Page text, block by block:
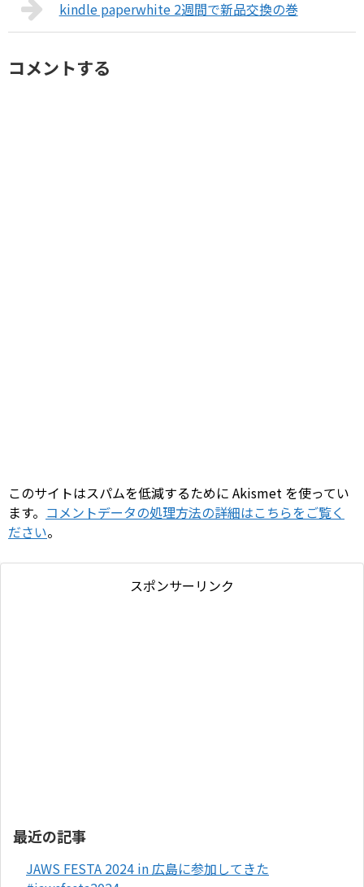
kindle paperwhite 2週間で新品交換の巻
コメントする
このサイトはスパムを低減するために Akismet を使ってい
ます。 コメントデータの処理方法の詳細はこちらをご覧く
ださい。
スポンサーリンク
最近の記事
JAWS FESTA 2024 in 広島に参加してきた